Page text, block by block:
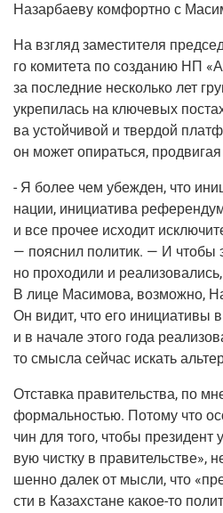
Назар­ба­е­ву ком­форт­но с
На взгляд заме­сти­те­ля
го коми­те­та по созда­нию НП
за послед­ние несколь­ко лет
укре­пи­лась на клю­че­вых
ва устой­чи­вой и твер­дой
он может опи­рать­ся,
- Я более чем убеж­ден, что
нации, ини­ци­а­ти­ва
и все про­чее исхо­дит
— пояс­нил поли­тик. — И что­бы
но про­хо­ди­ли и
В лице Маси­мо­ва, воз­мож­но,
Он видит, что его ини­ци­а­ти­вы
и в нача­ле это­го года
то смыс­ла сей­час искать
Отстав­ка пра­ви­тель­ства, по
фор­маль­но­стью. Пото­му что
чин для того, что­бы пре­зи­дент
вую чист­ку в пра­ви­тель­стве»,
шен­но далек от мыс­ли, что
сти в Казах­стане какое-то